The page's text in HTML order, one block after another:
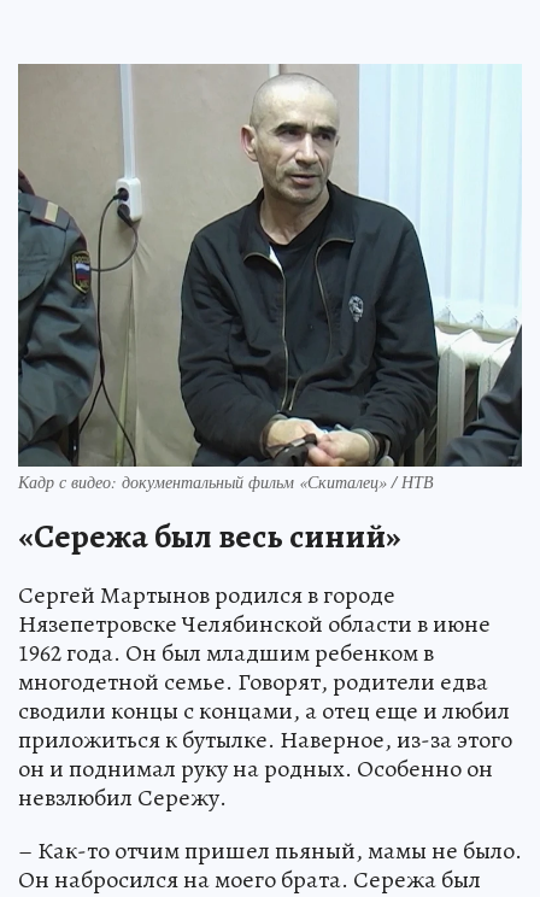
Кадр с видео: документальный фильм «Скиталец» / НТВ
«Сережа был весь синий»
Сергей Мартынов родился в городе
Нязепетровске Челябинской области в июне
1962 года. Он был младшим ребенком в
многодетной семье. Говорят, родители едва
сводили концы с концами, а отец еще и любил
приложиться к бутылке. Наверное, из-за этого
он и поднимал руку на родных. Особенно он
невзлюбил Сережу.
– Как-то отчим пришел пьяный, мамы не было.
Он набросился на моего брата. Сережа был